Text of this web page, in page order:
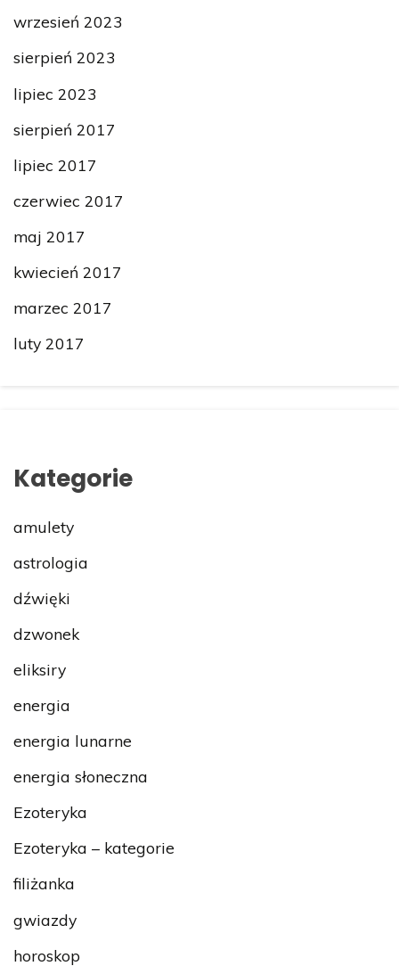
wrzesień 2023
sierpień 2023
lipiec 2023
sierpień 2017
lipiec 2017
czerwiec 2017
maj 2017
kwiecień 2017
marzec 2017
luty 2017
Kategorie
amulety
astrologia
dźwięki
dzwonek
eliksiry
energia
energia lunarne
energia słoneczna
Ezoteryka
Ezoteryka – kategorie
filiżanka
gwiazdy
horoskop